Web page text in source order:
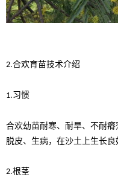
2.合欢育苗技术介绍
1.习惯
合欢幼苗耐寒、耐旱、不耐
脱皮、生病，在沙土上生长良
2.根茎